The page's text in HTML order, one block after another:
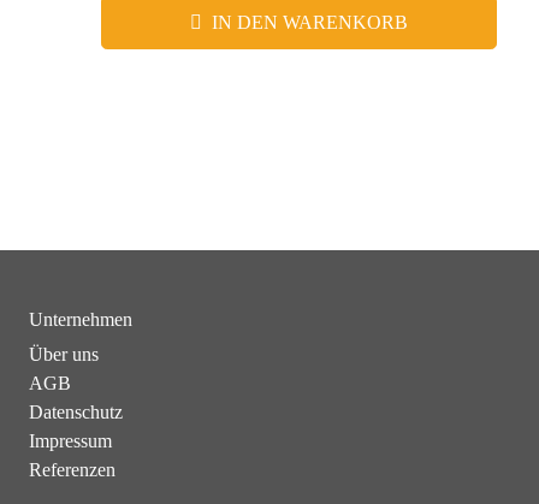
IN DEN WARENKORB
Unternehmen
Über uns
AGB
Datenschutz
Impressum
Referenzen